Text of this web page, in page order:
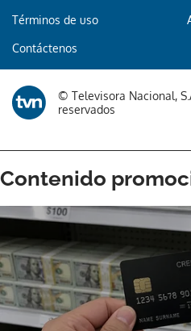
Términos de uso
Contáctenos
© Televisora Nacional,
reservados